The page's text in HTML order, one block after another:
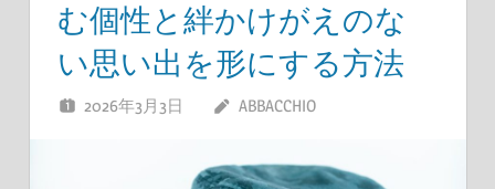
む個性と絆かけがえのな
い思い出を形にする方法
2026年3月3日 ABBACCHIO